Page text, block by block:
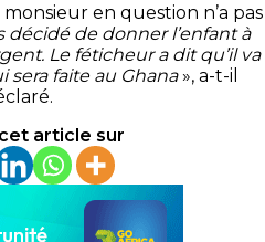
en question n’a pas
décidé de donner l’enfant à
Le féticheur a dit qu’il va
faite au Ghana», a-t-il
article sur